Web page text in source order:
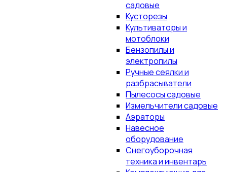
садовые
Кусторезы
Культиваторы и
мотоблоки
Бензопилы и
электропилы
Ручные сеялки и
разбрасыватели
Пылесосы садовые
Измельчители садовые
Аэраторы
Навесное
оборудование
Снегоуборочная
техника и инвентарь